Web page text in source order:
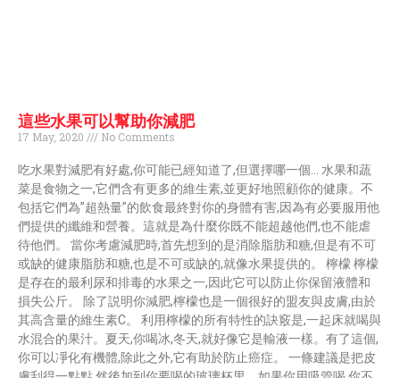
這些水果可以幫助你減肥
17 May, 2020 No Comments
吃水果對減肥有好處,你可能已經知道了,但選擇哪一個… 水果和蔬
菜是食物之一,它們含有更多的維生素,並更好地照顧你的健康。不
包括它們為”超熱量”的飲食最終對你的身體有害,因為有必要服用他
們提供的纖維和營養。這就是為什麼你既不能超越他們,也不能虐
待他們。 當你考慮減肥時,首先想到的是消除脂肪和糖,但是有不可
或缺的健康脂肪和糖,也是不可或缺的,就像水果提供的。 檸檬 檸檬
是存在的最利尿和排毒的水果之一,因此它可以防止你保留液體和
損失公斤。 除了説明你減肥,檸檬也是一個很好的盟友與皮膚,由於
其高含量的維生素C。 利用檸檬的所有特性的訣竅是,一起床就喝與
水混合的果汁。夏天,你喝冰,冬天,就好像它是輸液一樣。有了這個,
你可以凈化有機體,除此之外,它有助於防止癌症。 一條建議是把皮